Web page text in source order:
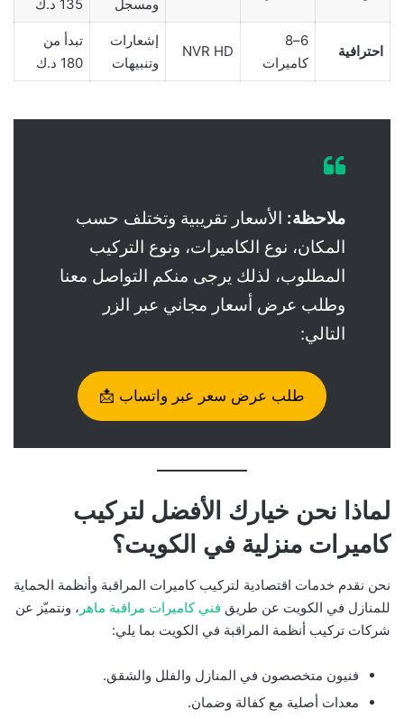
ومسجل 135 د.ك
احترافية
6–8
كاميرات
NVR HD
إشعارات
وتنبيهات
تبدأ من
180 د.ك
ملاحظة: الأسعار تقريبية وتختلف حسب
المكان، نوع الكاميرات، ونوع التركيب
المطلوب، لذلك يرجى منكم التواصل معنا
وطلب عرض أسعار مجاني عبر الزر
التالي:
طلب عرض سعر عبر واتساب 📩
لماذا نحن خيارك الأفضل لتركيب
كاميرات منزلية في الكويت؟
نحن نقدم خدمات اقتصادية لتركيب كاميرات المراقبة وأنظمة الحماية
للمنازل في الكويت عن طريق فني كاميرات مراقبة ماهر ، ونتميّز عن
شركات تركيب أنظمة المراقبة في الكويت بما يلي:
فنيون متخصصون في المنازل والفلل والشقق.
معدات أصلية مع كفالة وضمان.